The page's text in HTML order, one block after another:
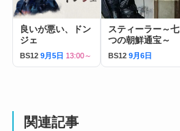
良いが悪い、ドン
ジェ
BS12 9月5日 13:00～
スティーラー～七
つの朝鮮通宝～
BS12 9月6日
関連記事